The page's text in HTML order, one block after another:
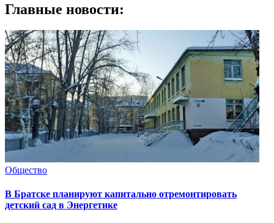
Главные новости:
Общество
В Братске планируют капитально отремонтировать
детский сад в Энергетике